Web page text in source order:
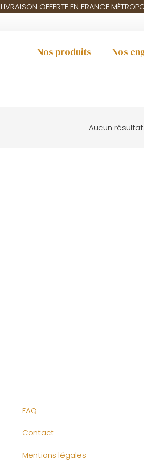
LIVRAISON OFFERTE EN FRANCE
Nos produits Nos
Aucun résultat.
FAQ
Contact
Mentions légales